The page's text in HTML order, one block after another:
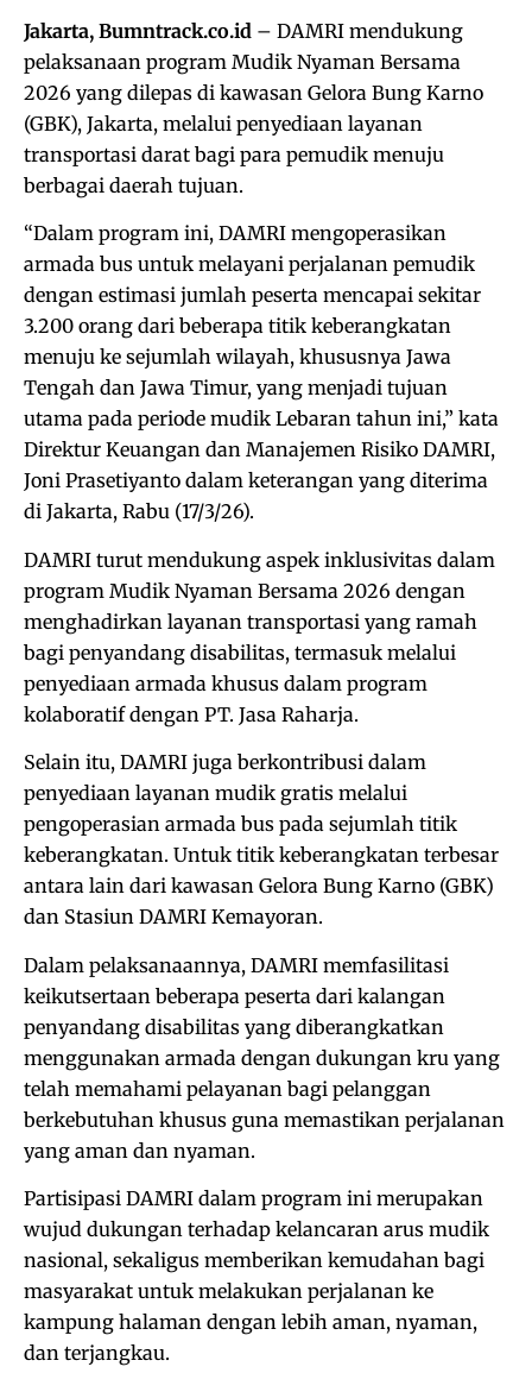
Jakarta, Bumntrack.co.id – DAMRI mendukung
pelaksanaan program Mudik Nyaman Bersama
2026 yang dilepas di kawasan Gelora Bung Karno
(GBK), Jakarta, melalui penyediaan layanan
transportasi darat bagi para pemudik menuju
berbagai daerah tujuan.
“Dalam program ini, DAMRI mengoperasikan
armada bus untuk melayani perjalanan pemudik
dengan estimasi jumlah peserta mencapai sekitar
3.200 orang dari beberapa titik keberangkatan
menuju ke sejumlah wilayah, khususnya Jawa
Tengah dan Jawa Timur, yang menjadi tujuan
utama pada periode mudik Lebaran tahun ini,” kata
Direktur Keuangan dan Manajemen Risiko DAMRI,
Joni Prasetiyanto dalam keterangan yang diterima
di Jakarta, Rabu (17/3/26).
DAMRI turut mendukung aspek inklusivitas dalam
program Mudik Nyaman Bersama 2026 dengan
menghadirkan layanan transportasi yang ramah
bagi penyandang disabilitas, termasuk melalui
penyediaan armada khusus dalam program
kolaboratif dengan PT. Jasa Raharja.
Selain itu, DAMRI juga berkontribusi dalam
penyediaan layanan mudik gratis melalui
pengoperasian armada bus pada sejumlah titik
keberangkatan. Untuk titik keberangkatan terbesar
antara lain dari kawasan Gelora Bung Karno (GBK)
dan Stasiun DAMRI Kemayoran.
Dalam pelaksanaannya, DAMRI memfasilitasi
keikutsertaan beberapa peserta dari kalangan
penyandang disabilitas yang diberangkatkan
menggunakan armada dengan dukungan kru yang
telah memahami pelayanan bagi pelanggan
berkebutuhan khusus guna memastikan perjalanan
yang aman dan nyaman.
Partisipasi DAMRI dalam program ini merupakan
wujud dukungan terhadap kelancaran arus mudik
nasional, sekaligus memberikan kemudahan bagi
masyarakat untuk melakukan perjalanan ke
kampung halaman dengan lebih aman, nyaman,
dan terjangkau.